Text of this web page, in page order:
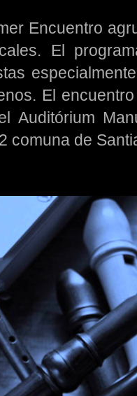
Encuentro
El
El
Auditórium
comuna de